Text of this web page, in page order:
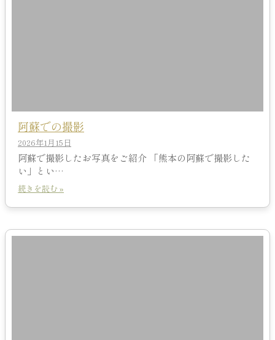
阿蘇での撮影
2026年1月15日
阿蘇で撮影したお写真をご紹介 「熊本の阿蘇で撮影した
い」とい…
続きを読む »